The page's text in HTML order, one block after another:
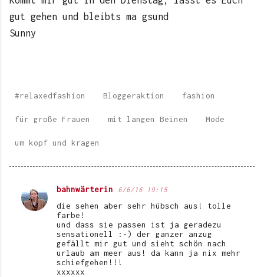
gut gehen und bleibts ma gsund
Sunny
#relaxedfashion Bloggeraktion fashion
für große Frauen mit langen Beinen Mode
um kopf und kragen
K
bahnwärterin 6/6/16 19:15
die sehen aber sehr hübsch aus! tolle
farbe!
und dass sie passen ist ja geradezu
sensationell :-) der ganzer anzug
gefällt mir gut und sieht schön nach
urlaub am meer aus! da kann ja nix mehr
schiefgehen!!!
xxxxxx